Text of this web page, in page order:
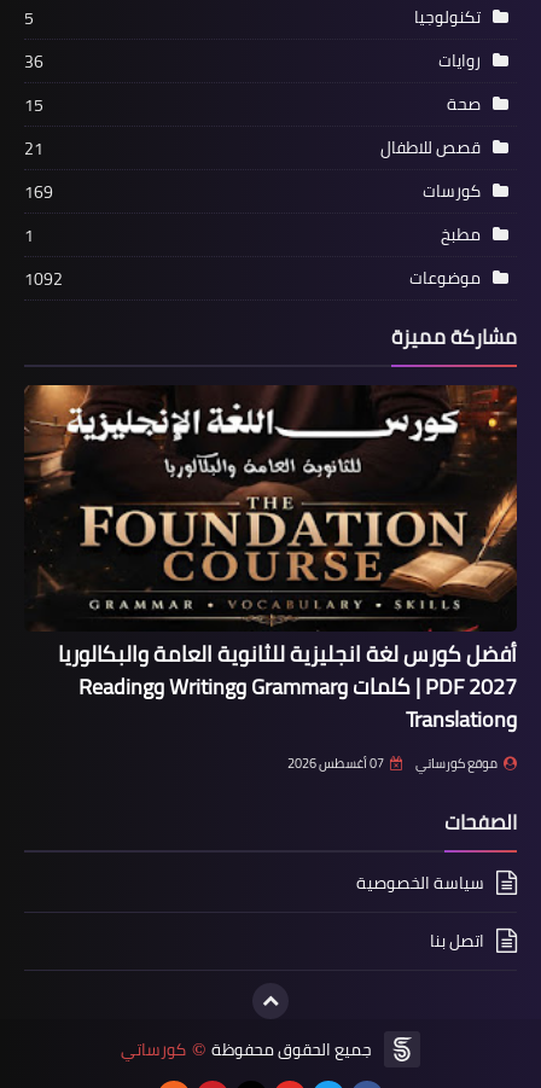
تكنولوجيا
5
روايات
36
صحة
15
قصص للاطفال
21
كورسات
169
مطبخ
1
موضوعات
1092
مشاركة مميزة
أفضل كورس لغة انجليزية للثانوية العامة والبكالوريا
2027 PDF | كلمات وGrammar وWriting وReading
وTranslation
موقع كورساتي 07 أغسطس 2026
الصفحات
سياسة الخصوصية
اتصل بنا
جميع الحقوق محفوظة © كورساتي